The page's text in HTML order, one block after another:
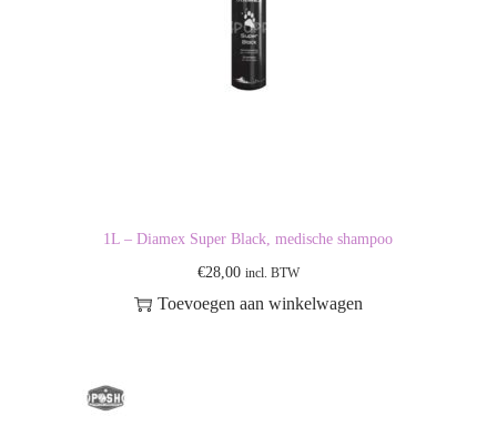
1L – Diamex Super Black, medische shampoo
€28,00 incl. BTW
Toevoegen aan winkelwagen